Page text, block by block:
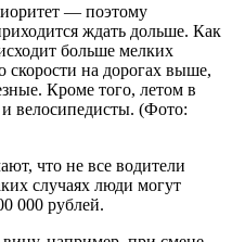
— поэтому
ждать дольше. Как
больше мелких
на дорогах выше,
Кроме того, летом в
велосипедисты. (Фото:
что не все водители
случаях люди могут
000 рублей.